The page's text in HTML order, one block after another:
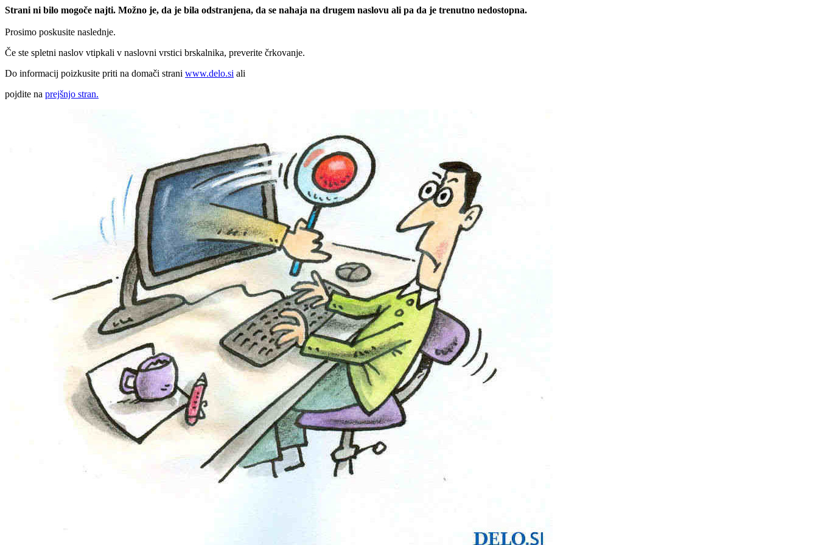
Strani ni bilo mogoče najti. Možno je, da je bila odstranjena, da se nahaja na drugem naslovu ali pa da je trenutno nedostopna.
Prosimo poskusite naslednje.
Če ste spletni naslov vtipkali v naslovni vrstici brskalnika, preverite črkovanje.
Do informacij poizkusite priti na domači strani www.delo.si ali
pojdite na prejšnjo stran.